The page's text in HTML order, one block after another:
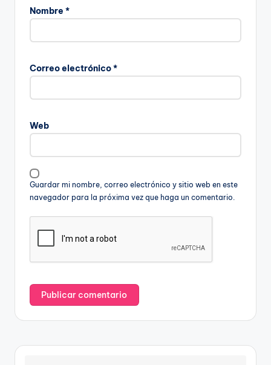
Nombre *
Correo electrónico*
Web
Guardar mi nombre, correo electrónico y sitio web en este
navegador para la próxima vez que haga un comentario.